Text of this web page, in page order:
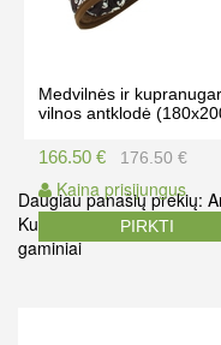
Medvilnės ir
vilnos antklodė
166.50 €
Kaina prisijungus
176.50 €
PIRKTI
Daugiau panašių prekių:
Kupranugario vilnos pledas
gaminiai